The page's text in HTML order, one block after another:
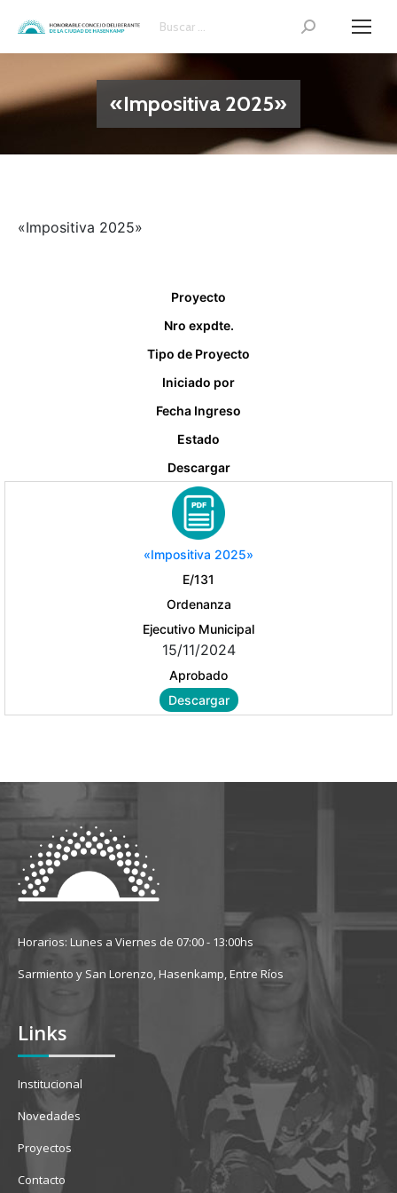
Search:
«Impositiva 2025»
«Impositiva 2025»
Proyecto
Nro expdte.
Tipo de Proyecto
Iniciado por
Fecha Ingreso
Estado
Descargar
«Impositiva 2025»
E/131
Ordenanza
Ejecutivo Municipal
15/11/2024
Aprobado
Descargar
Horarios: Lunes a Viernes de 07:00 - 13:00hs
Sarmiento y San Lorenzo, Hasenkamp, Entre Ríos
Links
Institucional
Novedades
Proyectos
Contacto